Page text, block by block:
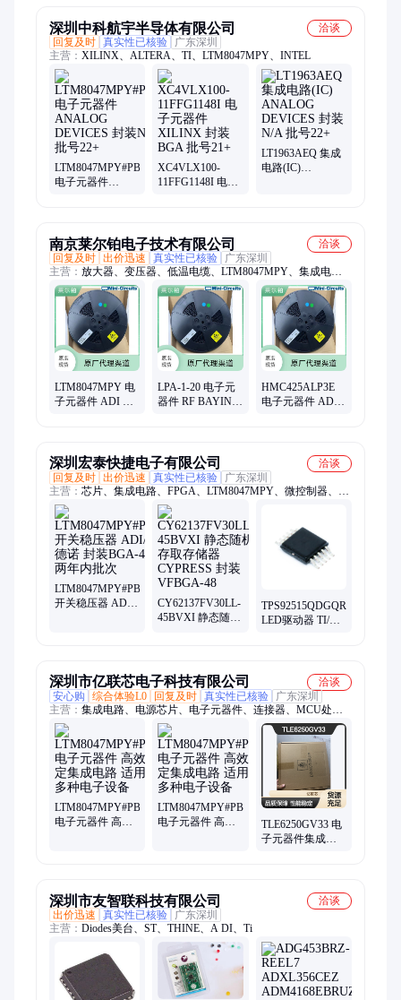
深圳中科航宇半导体有限公司
洽谈
回复及时 真实性已核验
广东深圳
主营： XILINX、ALTERA、TI、LTM8047MPY、INTEL
LTM8047MPY#PBF
电子元器件
XC4VLX100-
11FFG1148I 电子
LT1963AEQ 集成
电路(IC)
南京莱尔铂电子技术有限公司
洽谈
回复及时 出价迅速 真实性已核验
广东深圳
主营： 放大器、变压器、低温电缆、LTM8047MPY、集成电
路、混频器、定制电缆、滤波器、耦合器、开关、模块、振荡
器、驱动器、芯片
LTM8047MPY 电
子元器件 ADI 封
LPA-1-20 电子元
器件 RF BAYINC
HMC425ALP3E
电子元器件 ADI
深圳宏泰快捷电子有限公司
洽谈
回复及时 出价迅速 真实性已核验
广东深圳
主营： 芯片、集成电路、FPGA、LTM8047MPY、微控制器、连
接器、电源控制器、监控电路、隔离模块、电源管理芯片、动态
随机存储器、现场可编程门阵列、钽质电容器、电阻、时钟缓冲
器、模数转换器、均衡器、稳压器、数字信号处理器、高速运算
放大器
LTM8047MPY#PBF
开关稳压器 ADI/
CY62137FV30LL-
45BVXI 静态随机
TPS92515QDGQRQ1
LED驱动器 TI/德
深圳市亿联芯电子科技有限公司
洽谈
安心购
综合体验L0 回复及时 真实性已核验
广东深圳
主营： 集成电路、电源芯片、电子元器件、连接器、MCU处理
器芯片、FBGA芯片、继电器、数据转换芯片、单片机/微控制器
LTM8047MPY#PBF
电子元器件 高效
LTM8047MPY#PBF
电子元器件 高效
TLE6250GV33 电
子元器件集成电
深圳市友智联科技有限公司
洽谈
出价迅速
真实性已核验
广东深圳
主营： Diodes美台、ST、THINE、A DI、Ti